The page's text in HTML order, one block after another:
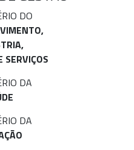
DO
SERVIÇOS
DA
DA